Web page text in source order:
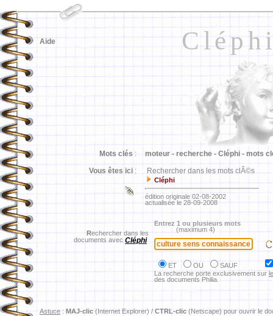
Aide
Mots clés : moteur - recherche - Cléphi - mots
Vous êtes ici : Rechercher dans les mots clÃ©s
Cléphi
édition originale 02-08-2002
actualisée le 28-09-2008
Rechercher dans les
documents avec Cléphi
Entrez 1 ou plusieurs mots
(maximum 4)
ET OU
SAUF
La recherche porte exclusivement sur
des documents Philia.
Astuce : MAJ-clic (Internet Explorer) / CTRL-clic (Netscape) pour ouvrir le